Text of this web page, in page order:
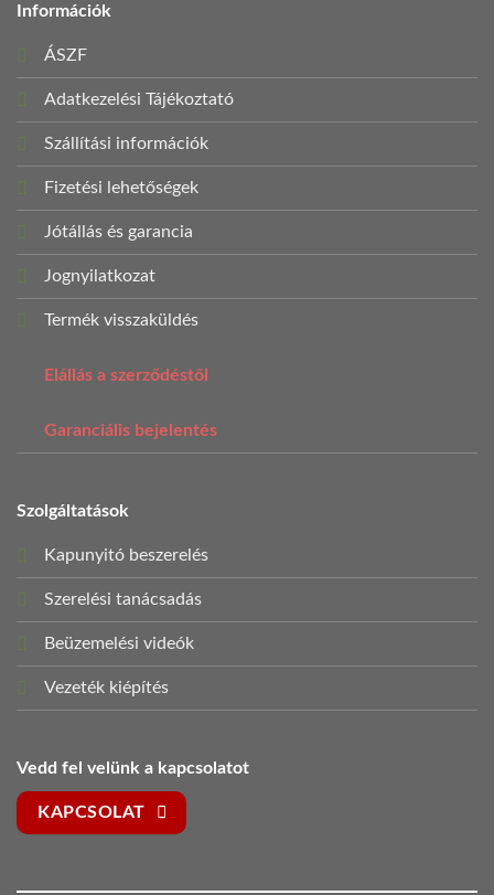
Információk
ÁSZF
Adatkezelési Tájékoztató
Szállítási információk
Fizetési lehetőségek
Jótállás és garancia
Jognyilatkozat
Termék visszaküldés
Elállás a szerződéstől
Garanciális bejelentés
Szolgáltatások
Kapunyitó beszerelés
Szerelési tanácsadás
Beüzemelési videók
Vezeték kiépítés
Vedd fel velünk a kapcsolatot
KAPCSOLAT